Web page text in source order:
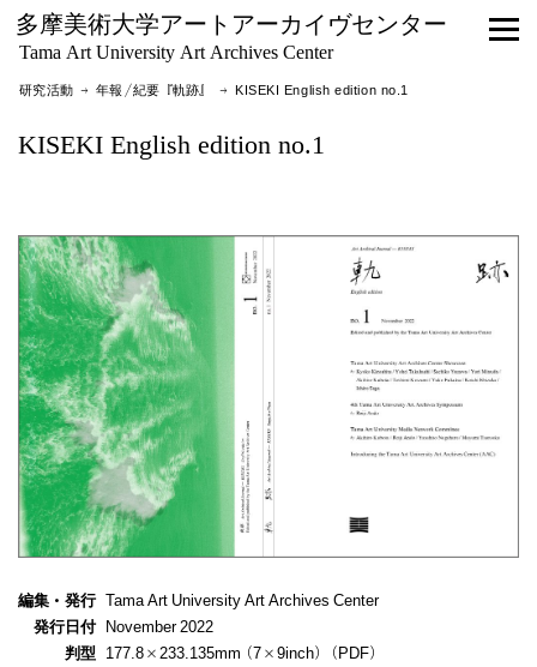
多摩美術大学アートアーカイヴセンター
Tama Art University Art Archives Center
研究活動 →年報／紀要『軌跡』 → KISEKI English edition no.1
KISEKI English edition no.1
編集・発行 Tama Art University Art Archives Center
発行日付 November 2022
判型 177.8×233.135mm（7×9inch）（PDF）